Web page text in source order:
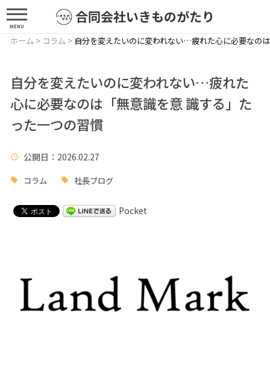
合同会社いきものがたり
MENU
ホーム > コラム > 自分を変えたいのに変われない…疲れた心に必要なの
自分を変えたいのに変われない…疲れた
心に必要なのは「無意識を意 識する」た
った一つの習慣
公開日 ：2026.02.27
コラム 社長ブログ
Pocket